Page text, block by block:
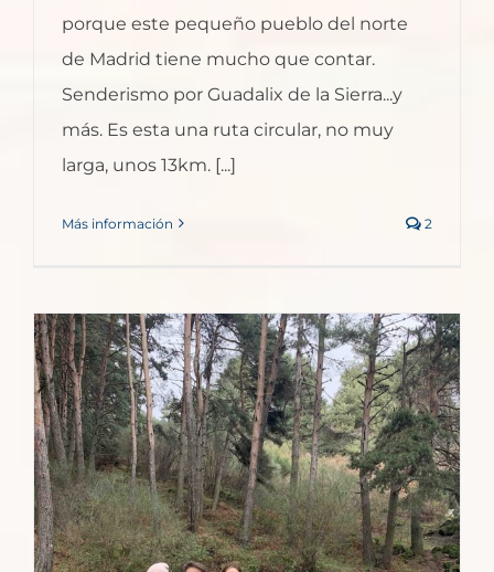
porque este pequeño pueblo del norte
de Madrid tiene mucho que contar.
Senderismo por Guadalix de la Sierra...y
más. Es esta una ruta circular, no muy
larga, unos 13km. [...]
Más información 2